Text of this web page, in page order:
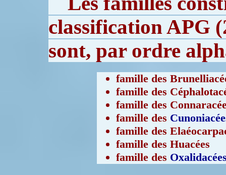
classification APG
sont, par ordre
famille des
famille des
famille des
famille des
famille des
famille des Huacées
famille des